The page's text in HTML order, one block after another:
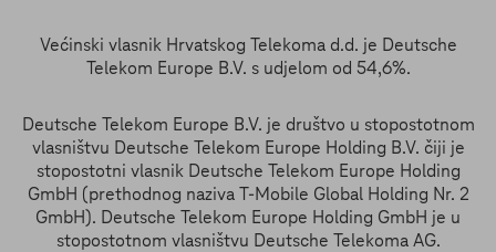
Većinski vlasnik Hrvatskog Telekoma d.d. je Deutsche
Telekom Europe B.V. s udjelom od 54,6%.
Deutsche Telekom Europe B.V. je društvo u stopostotnom
vlasništvu Deutsche Telekom Europe Holding B.V. čiji je
stopostotni vlasnik Deutsche Telekom Europe Holding
GmbH (prethodnog naziva T-Mobile Global Holding Nr. 2
GmbH). Deutsche Telekom Europe Holding GmbH je u
stopostotnom vlasništvu Deutsche Telekoma AG.